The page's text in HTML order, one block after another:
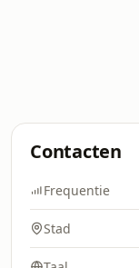
Contacten
Frequentie
Stad